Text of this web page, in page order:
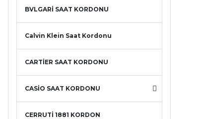
BVLGARİ SAAT KORDONU
Calvin Klein Saat Kordonu
CARTİER SAAT KORDONU
CASİO SAAT KORDONU
CERRUTİ 1881 KORDON